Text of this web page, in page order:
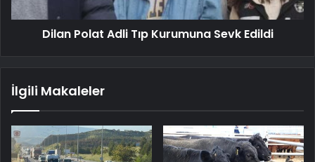
Dilan Polat Adli Tıp Kurumuna Sevk Edildi
İlgili Makaleler